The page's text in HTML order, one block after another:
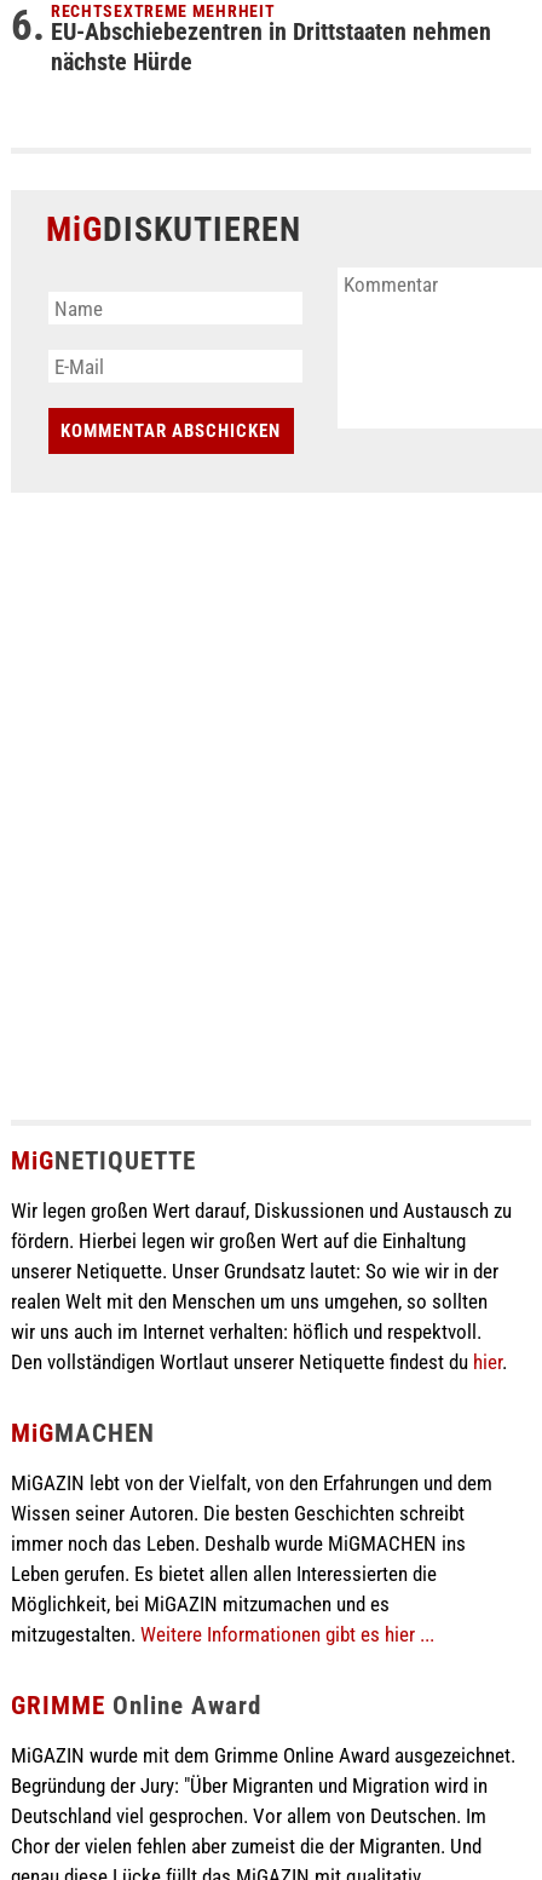
RECHTSEXTREME MEHRHEIT
EU-Abschiebezentren in Drittstaaten nehmen
nächste Hürde
MiGDISKUTIEREN
MiGNETIQUETTE
Wir legen großen Wert darauf, Diskussionen und Austausch zu
fördern. Hierbei legen wir großen Wert auf die Einhaltung
unserer Netiquette. Unser Grundsatz lautet: So wie wir in der
realen Welt mit den Menschen um uns umgehen, so sollten
wir uns auch im Internet verhalten: höflich und respektvoll.
Den vollständigen Wortlaut unserer Netiquette findest du hier.
MiGMACHEN
MiGAZIN lebt von der Vielfalt, von den Erfahrungen und dem
Wissen seiner Autoren. Die besten Geschichten schreibt
immer noch das Leben. Deshalb wurde MiGMACHEN ins
Leben gerufen. Es bietet allen allen Interessierten die
Möglichkeit, bei MiGAZIN mitzumachen und es
mitzugestalten. Weitere Informationen gibt es hier ...
GRIMME Online Award
MiGAZIN wurde mit dem Grimme Online Award ausgezeichnet.
Begründung der Jury: "Über Migranten und Migration wird in
Deutschland viel gesprochen. Vor allem von Deutschen. Im
Chor der vielen fehlen aber zumeist die der Migranten. Und